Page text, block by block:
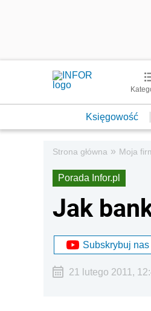
Księgowość
Strona główna » Moja
Porada Infor.pl
Jak
Subskrybuj
21 lutego 2011,